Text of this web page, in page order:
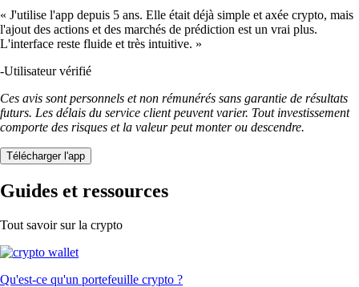
« J'utilise l'app depuis 5 ans. Elle était déjà simple et axée crypto, mais
l'ajout des actions et des marchés de prédiction est un vrai plus.
L'interface reste fluide et très intuitive. »
-Utilisateur vérifié
Ces avis sont personnels et non rémunérés sans garantie de résultats
futurs. Les délais du service client peuvent varier. Tout investissement
comporte des risques et la valeur peut monter ou descendre.
Télécharger l'app
Guides et ressources
Tout savoir sur la crypto
Qu'est-ce qu'un portefeuille crypto ?